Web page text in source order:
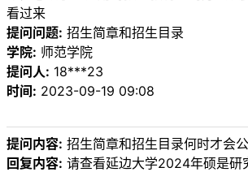
看过来
提问问题: 招生简章和招生目录
学院: 师范学院
提问人: 18***23
时间: 2023-09-19 09:08
提问内容: 招生简章和招生目录何时才会
回复内容: 请查看延边大学2024年硕是研